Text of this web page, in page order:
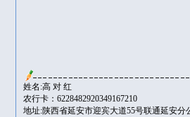
姓名:高 对 红
农行卡：6228482920349167210
地址:陕西省延安市迎宾大道55号联通延安分